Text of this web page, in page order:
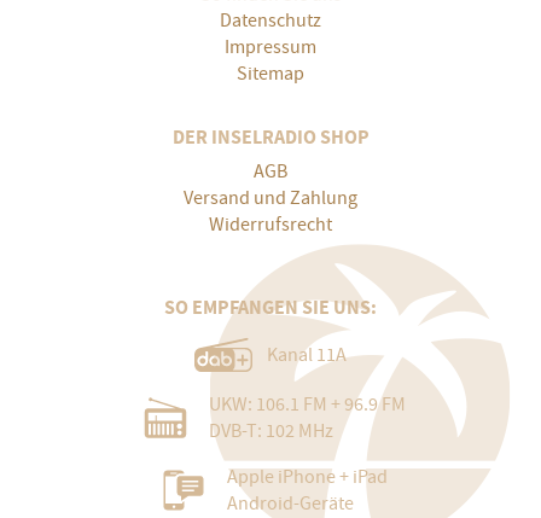
Datenschutz
Impressum
Sitemap
DER INSELRADIO SHOP
AGB
Versand und Zahlung
Widerrufsrecht
SO EMPFANGEN SIE UNS:
Kanal 11A
UKW: 106.1 FM + 96.9 FM
DVB-T: 102 MHz
Apple iPhone + iPad
Android-Geräte